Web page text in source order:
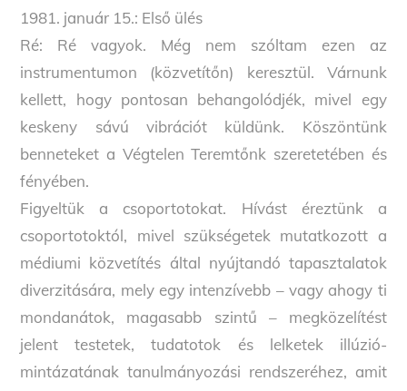
1981. január 15.: Első ülés
Ré: Ré vagyok. Még nem szóltam ezen az
instrumentumon (közvetítőn) keresztül. Várnunk
kellett, hogy pontosan behangolódjék, mivel egy
keskeny sávú vibrációt küldünk. Köszöntünk
benneteket a Végtelen Teremtőnk szeretetében és
fényében.
Figyeltük a csoportotokat. Hívást éreztünk a
csoportotoktól, mivel szükségetek mutatkozott a
médiumi közvetítés által nyújtandó tapasztalatok
diverzitására, mely egy intenzívebb – vagy ahogy ti
mondanátok, magasabb szintű – megközelítést
jelent testetek, tudatotok és lelketek illúzió-
mintázatának tanulmányozási rendszeréhez, amit